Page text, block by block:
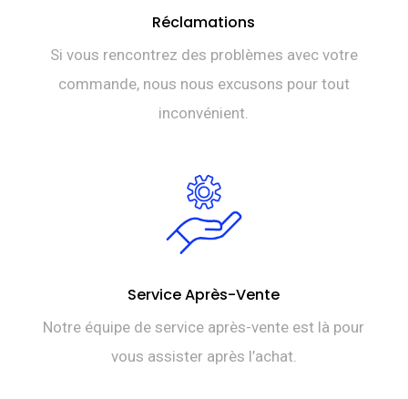
Réclamations
Si vous rencontrez des problèmes avec votre
commande, nous nous excusons pour tout
inconvénient.
Service Après-Vente
Notre équipe de service après-vente est là pour
vous assister après l’achat.